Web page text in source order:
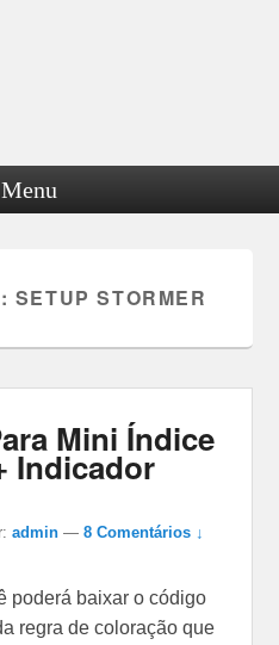
Menu
SETUP STORMER
Mini Índice
Indicador
admin —8 Comentários ↓
poderá baixar o código
regra de coloração que